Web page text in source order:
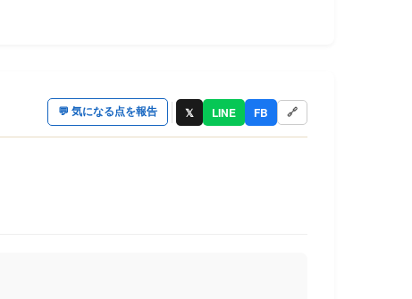
💬 気になる点を報告 𝕏 LINE FB 🔗